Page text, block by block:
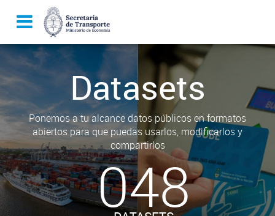
Datasets
Ponemos a tu alcance datos públicos en formatos
abiertos para que puedas usarlos, modificarlos y
compartirlos
048